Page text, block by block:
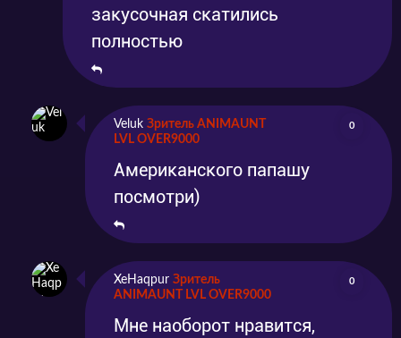
закусочная скатились
полностью
Veluk Зритель ANIMAUNT
LVL OVER9000
0
Американского папашу
посмотри)
XeHaqpur Зритель
ANIMAUNT LVL OVER9000
0
Мне наоборот нравится,